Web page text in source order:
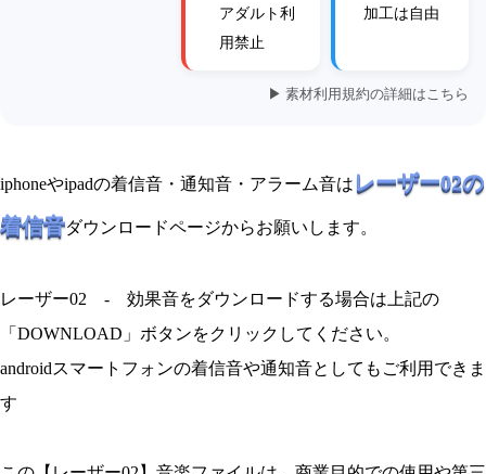
アダルト利
用禁止
加工は自由
▶ 素材利用規約の詳細はこちら
iphoneやipadの着信音・通知音・アラーム音は レーザー02の
着信音ダウンロードページからお願いします。
レーザー02 - 効果音をダウンロードする場合は上記の
「DOWNLOAD」ボタンをクリックしてください。
androidスマートフォンの着信音や通知音としてもご利用できま
す